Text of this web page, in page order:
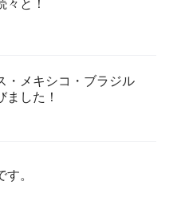
・メキシコ・ブラジル
ました！
。